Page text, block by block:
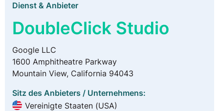
Dienst & Anbieter
DoubleClick Studio
Google LLC
1600 Amphitheatre Parkway
Mountain View, California 94043
Sitz des Anbieters / Unternehmens:
Vereinigte Staaten (USA)